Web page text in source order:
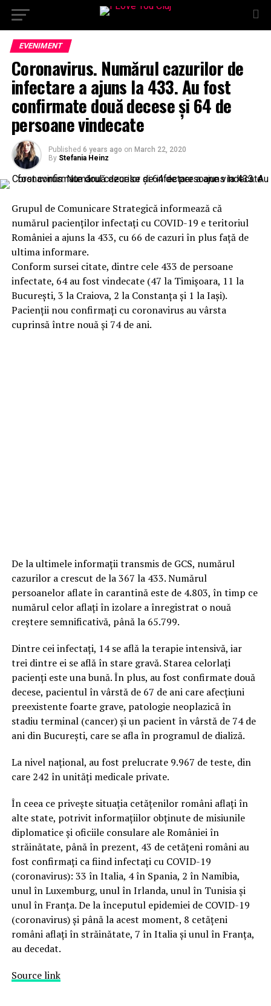
EVENIMENT
Coronavirus. Numărul cazurilor de
infectare a ajuns la 433. Au fost
confirmate două decese și 64 de
persoane vindecate
Published 6 years ago on March 22, 2020
By Stefania Heinz
Grupul de Comunicare Strategică informează că
numărul pacienților infectați cu COVID-19 e teritoriul
României a ajuns la 433, cu 66 de cazuri în plus față de
ultima informare.
Conform sursei citate, dintre cele 433 de persoane
infectate, 64 au fost vindecate (47 la Timișoara, 11 la
București, 3 la Craiova, 2 la Constanța și 1 la Iași).
Pacienții nou confirmați cu coronavirus au vârsta
cuprinsă între nouă și 74 de ani.
De la ultimele informații transmis de GCS, numărul
cazurilor a crescut de la 367 la 433. Numărul
persoanelor aflate în carantină este de 4.803, în timp ce
numărul celor aflați în izolare a înregistrat o nouă
creștere semnificativă, până la 65.799.
Dintre cei infectați, 14 se află la terapie intensivă, iar
trei dintre ei se află în stare gravă. Starea celorlați
pacienți este una bună. În plus, au fost confirmate două
decese, pacientul în vârstă de 67 de ani care afecțiuni
preexistente foarte grave, patologie neoplazică în
stadiu terminal (cancer) și un pacient în vârstă de 74 de
ani din București, care se afla în programul de dializă.
La nivel național, au fost prelucrate 9.967 de teste, din
care 242 în unități medicale private.
În ceea ce privește situația cetățenilor români aflați în
alte state, potrivit informațiilor obținute de misiunile
diplomatice și oficiile consulare ale României în
străinătate, până în prezent, 43 de cetățeni români au
fost confirmați ca fiind infectați cu COVID-19
(coronavirus): 33 în Italia, 4 în Spania, 2 în Namibia,
unul în Luxemburg, unul în Irlanda, unul în Tunisia și
unul în Franța. De la începutul epidemiei de COVID-19
(coronavirus) și până la acest moment, 8 cetățeni
români aflați în străinătate, 7 în Italia și unul în Franța,
au decedat.
Source link